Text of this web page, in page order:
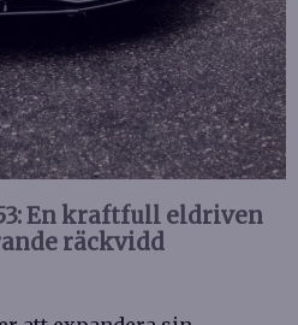
En kraftfull eldriven
räckvidd